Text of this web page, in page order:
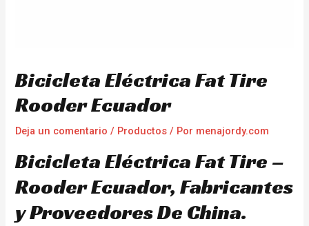
Bicicleta Eléctrica Fat Tire
Rooder Ecuador
Deja un comentario / Productos / Por menajordy.com
Bicicleta Eléctrica Fat Tire –
Rooder Ecuador, Fabricantes
y Proveedores De China.